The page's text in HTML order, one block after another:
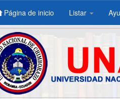
Página de inicio Listar